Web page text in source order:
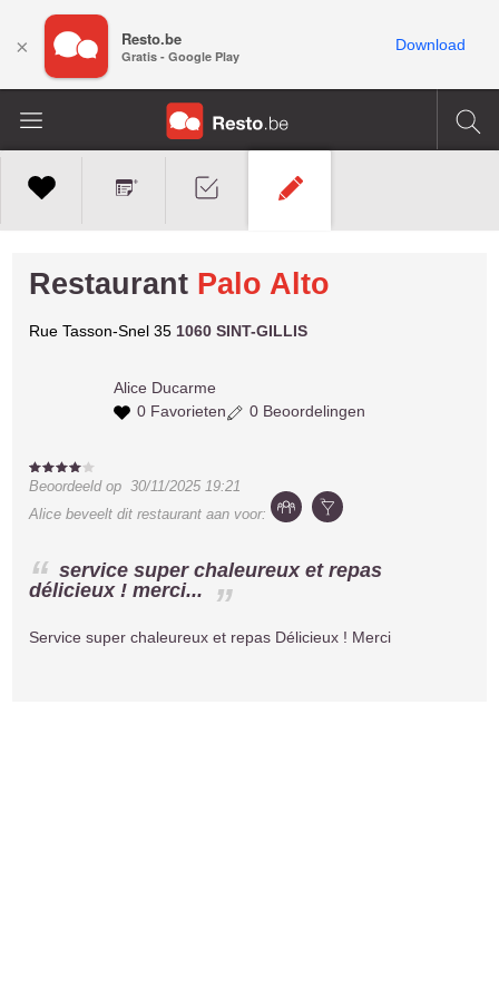
Restaurant Palo Alto
Rue Tasson-Snel 35 1060 SINT-GILLIS
Alice Ducarme
0 Favorieten
0 Beoordelingen
Beoordeeld op30/11/2025 19:21
Alice beveelt dit restaurant aan voor:
service super chaleureux et repas
délicieux ! merci...
Service super chaleureux et repas Délicieux ! Merci
× Resto.be
Gratis - Google Play
Download